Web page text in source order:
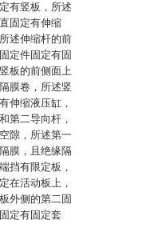
有竖板，所述
固定有伸缩
述伸缩杆的前
定件固定有固
板的前侧面上
膜卷，所述竖
伸缩液压缸，
第二导向杆，
隙，所述第一
膜，且绝缘隔
挡有限定板，
在活动板上，
外侧的第二固
定有固定套